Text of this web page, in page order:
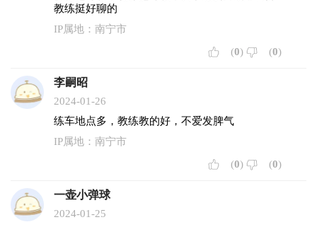
教练挺好聊的
IP属地：南宁市
(0) (0)
李嗣昭
2024-01-26
练车地点多，教练教的好，不爱发脾气
IP属地：南宁市
(0) (0)
一壶小弹球
2024-01-25